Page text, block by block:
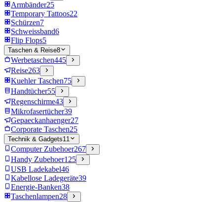
Armbänder25
Temporary Tattoos22
Schürzen7
Schweissband6
Flip Flops5
Taschen & Reise8
Werbetaschen445
Reise263
Kuehler Taschen75
Handtücher55
Regenschirme43
Mikrofasertücher39
Gepaeckanhaenger27
Corporate Taschen25
Technik & Gadgets11
Computer Zubehoer267
Handy Zubehoer125
USB Ladekabel46
Kabellose Ladegeräte39
Energie-Banken38
Taschenlampen28